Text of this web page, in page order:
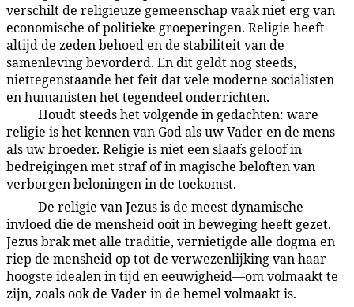
verschilt de religieuze gemeenschap vaak niet erg van
economische of politieke groeperingen. Religie heeft
altijd de zeden behoed en de stabiliteit van de
samenleving bevorderd. En dit geldt nog steeds,
niettegenstaande het feit dat vele moderne socialisten
en humanisten het tegendeel onderrichten.
Houdt steeds het volgende in gedachten: ware
religie is het kennen van God als uw Vader en de mens
als uw broeder. Religie is niet een slaafs geloof in
bedreigingen met straf of in magische beloften van
verborgen beloningen in de toekomst.
De religie van Jezus is de meest dynamische
invloed die de mensheid ooit in beweging heeft gezet.
Jezus brak met alle traditie, vernietigde alle dogma en
riep de mensheid op tot de verwezenlijking van haar
hoogste idealen in tijd en eeuwigheid—om volmaakt te
zijn, zoals ook de Vader in de hemel volmaakt is.